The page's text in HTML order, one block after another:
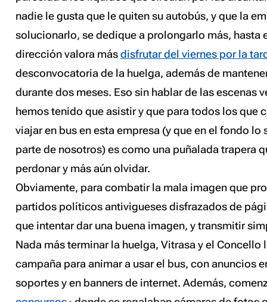
nadie le gusta que le quiten su autobús, y que la
solucionarlo, se dedique a prolongarlo más, hasta
dirección valora másdisfrutar del viernes por la
desconvocatoria de la huelga, además de
durante dos meses. Eso sin hablar de las escenas
hemos tenido que asistir y que para todos los que
viajar en bus en esta empresa (y que en el fondo
parte de nosotros) es como una puñalada trapera
perdonar y más aún olvidar.
Obviamente, para combatir la mala imagen que
partidos políticos antivigueses disfrazados de
que intentar dar una buena imagen, y transmitir
Nada más terminar la huelga, Vitrasa y el Concello
campaña para animar a usar el bus, con anuncios
soportes y en banners de internet. Además,